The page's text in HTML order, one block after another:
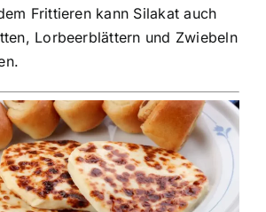
Frittieren kann Silakat auch
Lorbeerblättern und Zwiebeln